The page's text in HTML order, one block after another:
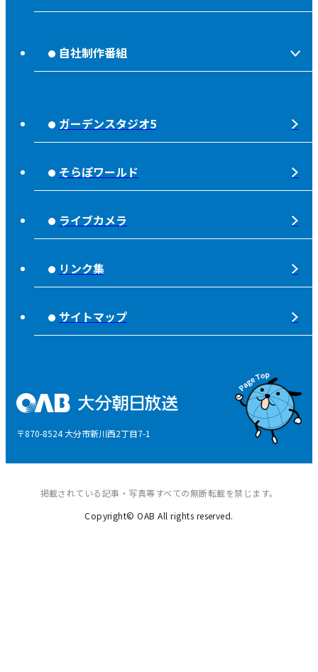
リクルートページ
放送番組審議会
大分朝日放送 人権方針
青少年と放送
個人情報について
特定商取引に関する法律による表示
子ども食堂応援
宇宙(そら)
ピンクリボン
みんなでそなえーる
自社制作番組
もっと！
SOLD OUT
タウンスパイス
夜分、おじゃまします。
ガーデンスタジオ5
そらぽワールド
ライブカメラ
リンク集
サイトマップ
〒870-8524 大分市新川西2丁目7-1
掲載されている記事・写真等すべての無断転載を禁じます。
Copyright© OAB All rights reserved.